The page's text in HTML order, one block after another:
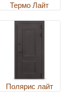
Термо Лайт
Полярис лайт